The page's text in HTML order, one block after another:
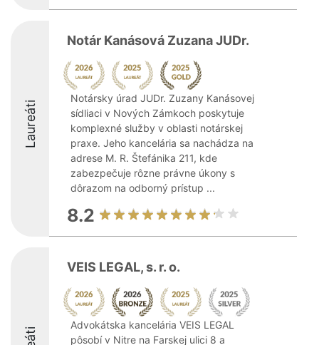
Laureáti
Notár Kanásová Zuzana JUDr.
Notársky úrad JUDr. Zuzany Kanásovej
sídliaci v Nových Zámkoch poskytuje
komplexné služby v oblasti notárskej
praxe. Jeho kancelária sa nachádza na
adrese M. R. Štefánika 211, kde
zabezpečuje rôzne právne úkony s
dôrazom na odborný prístup ...
8.2
VEIS LEGAL, s. r. o.
Advokátska kancelária VEIS LEGAL
pôsobí v Nitre na Farskej ulici 8 a